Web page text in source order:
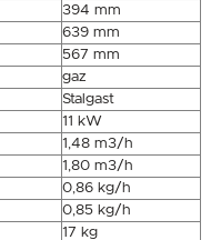
394 mm
639 mm
567 mm
gaz
Stalgast
11 kW
1,48 m3/h
1,80 m3/h
0,86 kg/h
0,85 kg/h
17 kg